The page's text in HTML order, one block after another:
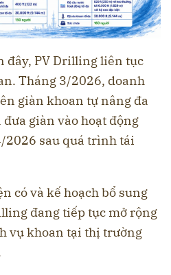
đây, PV Drilling liên tục
Tháng 3/2026, doanh
giàn khoan tự nâng đa
giàn vào hoạt động
2026 sau quá trình tái
có và kế hoạch bổ sung
đang tiếp tục mở rộng
vụ khoan tại thị trường